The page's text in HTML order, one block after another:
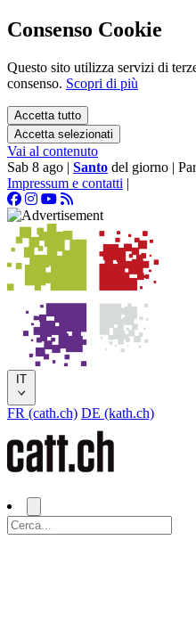
Consenso Cookie
Questo sito utilizza servizi di
consenso. Scopri di più
Accetta tutto
Accetta selezionati
Vai al contenuto
Sab 8 ago | Santo del giorno |
Impressum e contatti |
IT
FR (cath.ch) DE (kath.ch)